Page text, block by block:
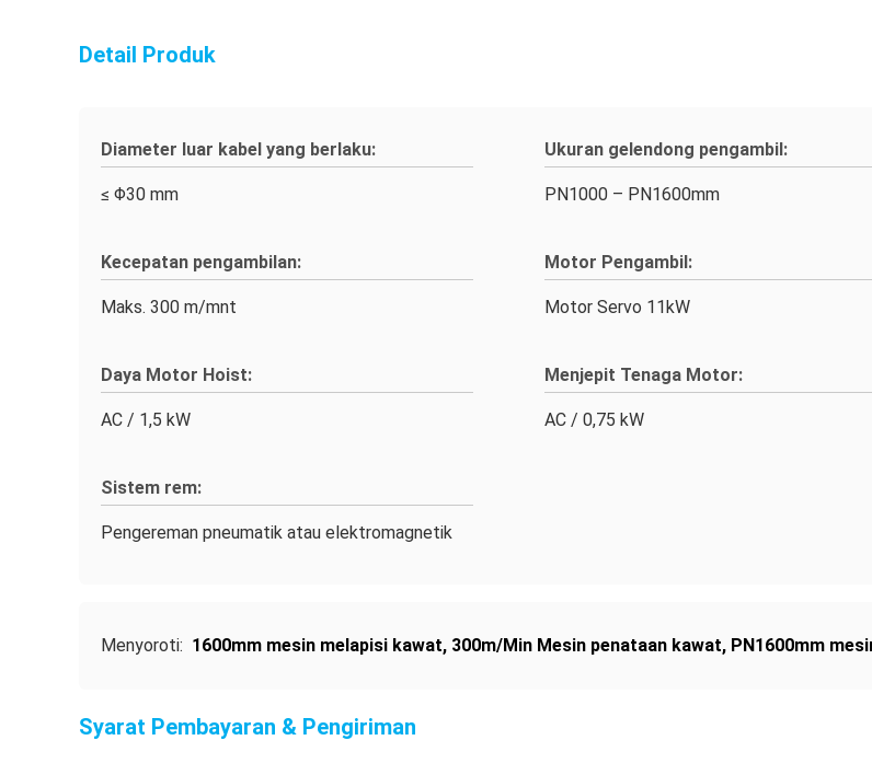
Detail Produk
Diameter luar kabel yang berlaku:
≤ Φ30 mm
Ukuran gelendong pengambil:
PN1000 – PN1600mm
Kecepatan pengambilan:
Maks. 300 m/mnt
Motor Pengambil:
Motor Servo 11kW
Daya Motor Hoist:
AC / 1,5 kW
Menjepit Tenaga Motor:
AC / 0,75 kW
Sistem rem:
Pengereman pneumatik atau elektromagnetik
Menyoroti: 1600mm mesin melapisi kawat, 300m/Min Mesin penataan kawat, PN1600mm
Syarat Pembayaran & Pengiriman